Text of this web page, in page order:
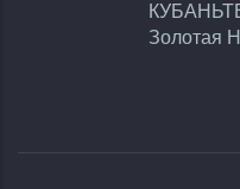
Золотая